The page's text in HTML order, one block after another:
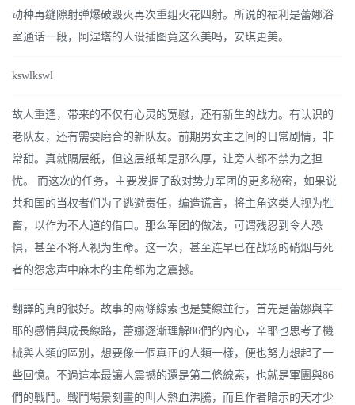
动种再缝隙射弹爆破毁灭再次重组火花四射。所说的福利是蕾娜浴
室通话一段，阿涅塔的人设插图竟这么美吗，安琪更美。
kswlkswl
故人重逢，带来的不仅有心灵的宽慰，还有新生的战力。有认识的
老队友，还有需要磨合的新队友。前期男女主之间的日常剧情，非
常甜。真就隔层纸，但这层纸却是那么厚，让旁人都不禁为之担
忧。 而这次的任务，主要发掘了敌对势力军团的更多秘密，如果说
共和国的当权者们为了逃避责任，编造谎言，将主角这类人视为牲
畜，以作为不人道的借口。那么军团的做法，可谓残忍到令人恐
惧，甚至不将人视为生命。这一次，甚至连早已在战场的硝烟与死
者的怨念声中麻木的主角都为之震撼。
翻譯的真的很好。故事的兩條線索也是雙線並行，首先是蕾娜與辛
耶的感情與成長線路，蕾娜逐漸理解86們的內心，辛耶也思考了機
械與人類的區別，想要像一個真正的人類一樣，便也努力想起了一
些回憶。不過這本最讓人震撼的還是第二條線索，也就是軍團與86
們的戰鬥。戰鬥場景刻畫的叫人熱血沸騰，而且作者暗示的天才少